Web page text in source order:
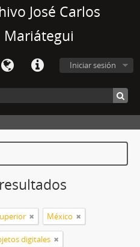
José Carlos
Mariátegui
Iniciar sesión
México
digitales